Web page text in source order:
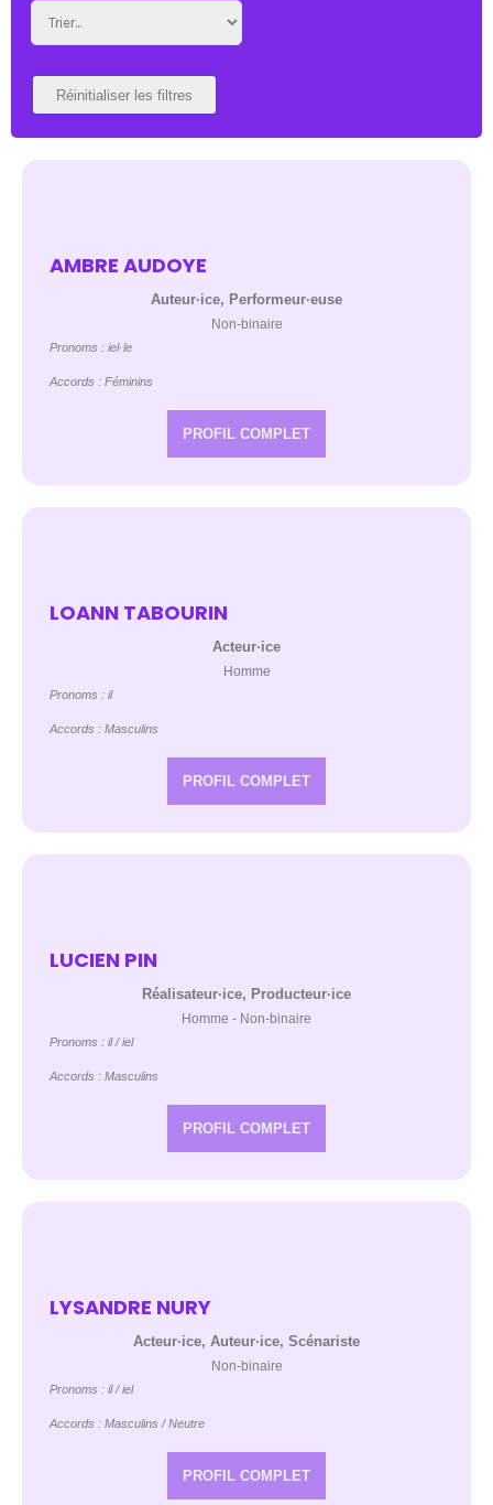
Réinitialiser les filtres
AMBRE AUDOYE
Auteur·ice, Performeur·euse
Non-binaire
Pronoms : iel·le
Accords : Féminins
PROFIL COMPLET
LOANN TABOURIN
Acteur·ice
Homme
Pronoms : il
Accords : Masculins
PROFIL COMPLET
LUCIEN PIN
Réalisateur·ice, Producteur·ice
Homme - Non-binaire
Pronoms : il / iel
Accords : Masculins
PROFIL COMPLET
LYSANDRE NURY
Acteur·ice, Auteur·ice, Scénariste
Non-binaire
Pronoms : il / iel
Accords : Masculins / Neutre
PROFIL COMPLET